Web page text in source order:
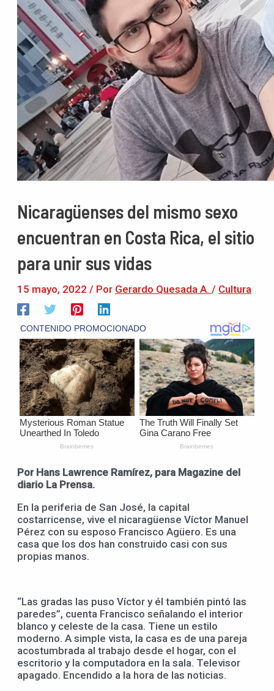
Nicaragüenses del mismo sexo
encuentran en Costa Rica, el sitio
para unir sus vidas
15 mayo, 2022 / Por Gerardo Quesada A. / Cultura
Por Hans Lawrence Ramírez, para Magazine del
diario La Prensa.
En la periferia de San José, la capital
costarricense, vive el nicaragüense Víctor Manuel
Pérez con su esposo Francisco Agüero. Es una
casa que los dos han construido casi con sus
propias manos.
“Las gradas las puso Víctor y él también pintó las
paredes”, cuenta Francisco señalando el interior
blanco y celeste de la casa. Tiene un estilo
moderno. A simple vista, la casa es de una pareja
acostumbrada al trabajo desde el hogar, con el
escritorio y la computadora en la sala. Televisor
apagado. Encendido a la hora de las noticias.